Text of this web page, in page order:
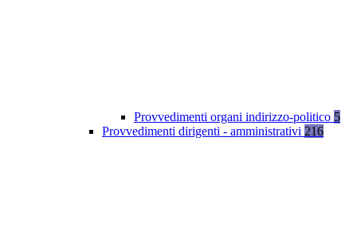
Provvedimenti organi indirizzo-politico 5
Provvedimenti dirigenti - amministrativi 216